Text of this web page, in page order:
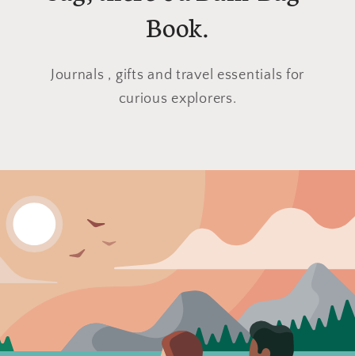
Book.
Journals , gifts and travel essentials for
curious explorers.